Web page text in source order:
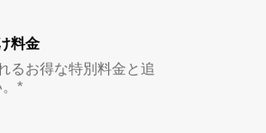
料金
るお得な特別料金と追
*